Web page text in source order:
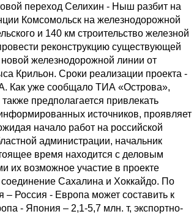
переход Селихин - Ныш разбит на
Комсомольск на железнодорожной
и 140 км строительство железной
реконструкцию существующей
железнодорожной линии от
Крильон. Сроки реализации проекта -
Как уже сообщало ТИА «Острова»,
предполагается привлекать
источников, проявляет
начало работ на российской
администрации, начальник
время находится с деловым
их возможное участие в проекте
Сахалина и Хоккайдо. По
Россия - Европа может составить к
- Япония – 2,1-5,7 млн. т, экспортно-